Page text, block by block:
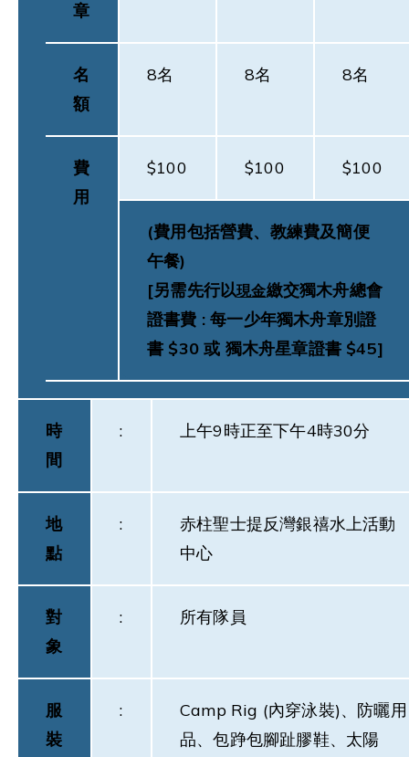
章
名
額
8名 8名 8名
費
用
$100 $100 $100
(費用包括營費、教練費及簡便
午餐)
[另需先行以現金繳交獨木舟總會
證書費 : 每一少年獨木舟章別證
書 $30 或 獨木舟星章證書 $45]
時
間
: 上午9時正至下午4時30分
地
點
:
赤柱聖士提反灣銀禧水上活動
中心
對
象
: 所有隊員
服
裝
:
Camp Rig (內穿泳裝)、防曬用
品、包踭包腳趾膠鞋、太陽